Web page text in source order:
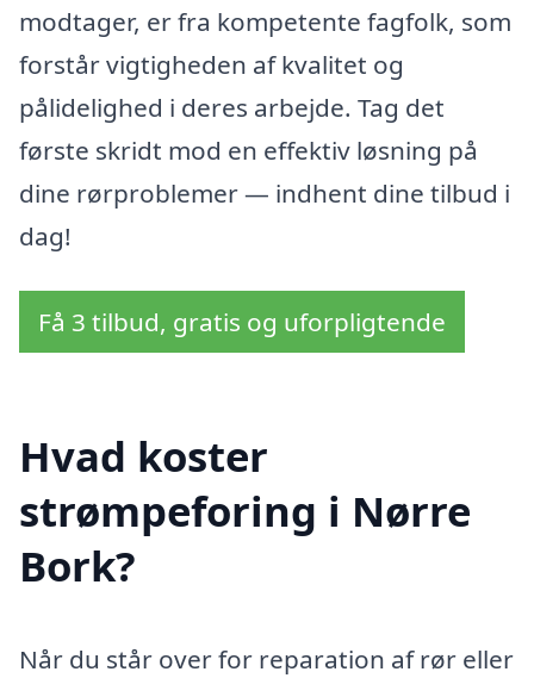
modtager, er fra kompetente fagfolk, som
forstår vigtigheden af kvalitet og
pålidelighed i deres arbejde. Tag det
første skridt mod en effektiv løsning på
dine rørproblemer — indhent dine tilbud i
dag!
Få 3 tilbud, gratis og uforpligtende
Hvad koster
strømpeforing i Nørre
Bork?
Når du står over for reparation af rør eller